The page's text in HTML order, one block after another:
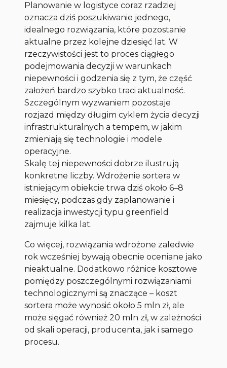
Planowanie w logistyce coraz rzadziej
oznacza dziś poszukiwanie jednego,
idealnego rozwiązania, które pozostanie
aktualne przez kolejne dziesięć lat. W
rzeczywistości jest to proces ciągłego
podejmowania decyzji w warunkach
niepewności i godzenia się z tym, że część
założeń bardzo szybko traci aktualność.
Szczególnym wyzwaniem pozostaje
rozjazd między długim cyklem życia decyzji
infrastrukturalnych a tempem, w jakim
zmieniają się technologie i modele
operacyjne.
Skalę tej niepewności dobrze ilustrują
konkretne liczby. Wdrożenie sortera w
istniejącym obiekcie trwa dziś około 6–8
miesięcy, podczas gdy zaplanowanie i
realizacja inwestycji typu greenfield
zajmuje kilka lat.
Co więcej, rozwiązania wdrożone zaledwie
rok wcześniej bywają obecnie oceniane jako
nieaktualne. Dodatkowo różnice kosztowe
pomiędzy poszczególnymi rozwiązaniami
technologicznymi są znaczące – koszt
sortera może wynosić około 5 mln zł, ale
może sięgać również 20 mln zł, w zależności
od skali operacji, producenta, jak i samego
procesu.